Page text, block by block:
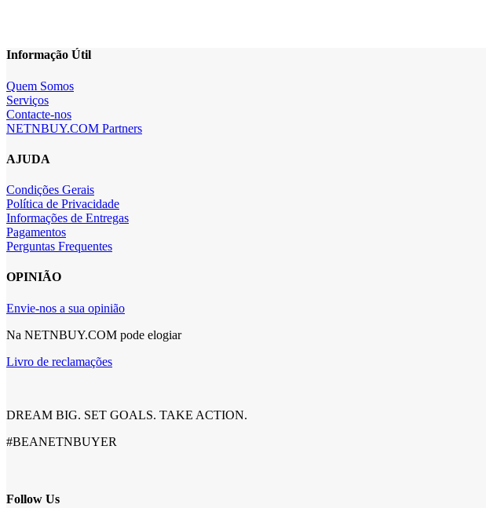
Informação Útil
Quem Somos
Serviços
Contacte-nos
NETNBUY.COM Partners
AJUDA
Condições Gerais
Política de Privacidade
Informações de Entregas
Pagamentos
Perguntas Frequentes
OPINIÃO
Envie-nos a sua opinião
Na NETNBUY.COM pode elogiar
Livro de reclamações
DREAM BIG. SET GOALS. TAKE ACTION.
#BEANETNBUYER
Follow Us